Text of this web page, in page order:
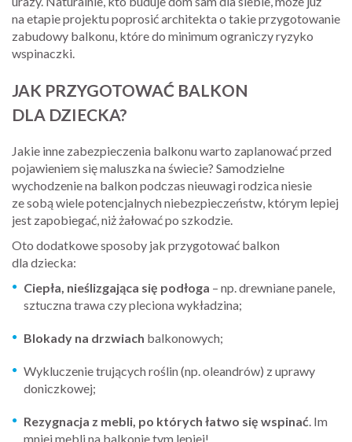
na etapie projektu poprosić architekta o takie przygotowanie
zabudowy balkonu, które do minimum ograniczy ryzyko
wspinaczki.
JAK PRZYGOTOWAĆ BALKON
DLA DZIECKA?
Jakie inne zabezpieczenia balkonu warto zaplanować przed
pojawieniem się maluszka na świecie? Samodzielne
wychodzenie na balkon podczas nieuwagi rodzica niesie
ze sobą wiele potencjalnych niebezpieczeństw, którym lepiej
jest zapobiegać, niż żałować po szkodzie.
Oto dodatkowe sposoby jak przygotować balkon
dla dziecka:
Ciepła, nieślizgająca się podłoga – np. drewniane panele,
sztuczna trawa czy pleciona wykładzina;
Blokady na drzwiach balkonowych;
Wykluczenie trujących roślin (np. oleandrów) z uprawy
doniczkowej;
Rezygnacja z mebli, po których łatwo się wspinać. Im
mniej mebli na balkonie tym lepiej!